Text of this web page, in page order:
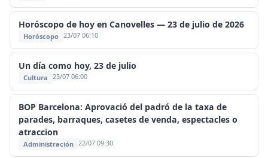
Horóscopo de hoy en Canovelles — 23 de julio de 2026
Horóscopo 23/07 06:10
Un día como hoy, 23 de julio
Cultura 23/07 06:00
BOP Barcelona: Aprovació del padró de la taxa de
parades, barraques, casetes de venda, espectacles o
atraccion
Administración 22/07 09:30